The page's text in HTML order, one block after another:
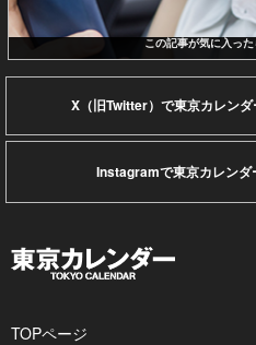
この記事が気に入っ
X（旧Twitter）で東京カレンダ
Instagramで東京カレンダ
TOPページ